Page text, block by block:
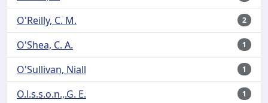
O'Reilly, C. M. 2
O'Shea, C. A. 1
O'Sullivan, Niall 1
O.l.s.s.o.n.,.G. E. 1